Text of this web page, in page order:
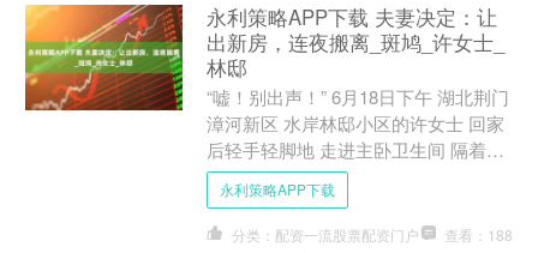
永利策略APP下载 夫妻决定：让
出新房，连夜搬离_斑鸠_许女士_
林邸
“嘘！别出声！” 6月18日下午 湖北荆门
漳河新区 水岸林邸小区的许女士 回家
后轻手轻脚地 走进主卧卫生间 隔着窗
户观察外面的鸟窝 并示意记者别惊着
鸟儿 许女士....
永利策略APP下载
分类：配资一流股票配资门户 查看：188